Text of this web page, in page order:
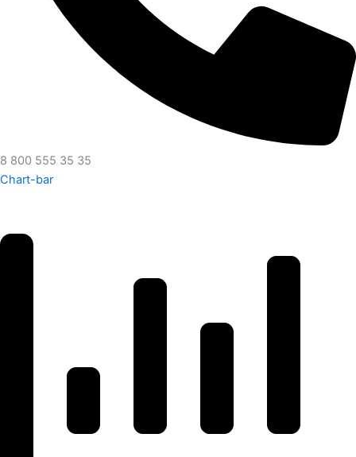
8 800 555 35 35
Chart-bar